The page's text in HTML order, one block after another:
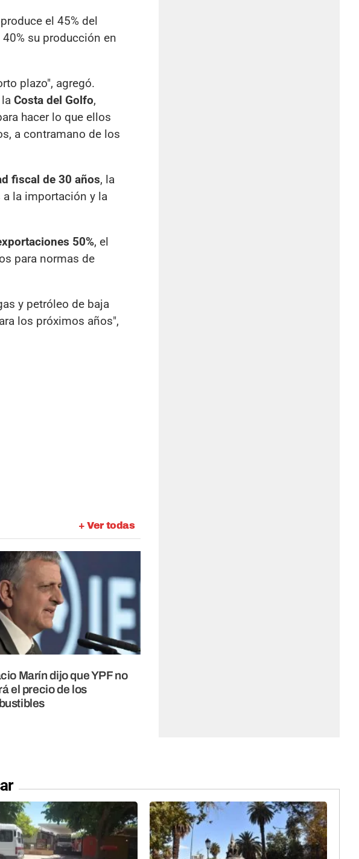
el 45% del
su producción en
plazo", agregó.
Costa del Golfo,
hacer lo que ellos
a contramano de los
fiscal de 30 años, la
a la importación y la
50%, el
para normas de
y petróleo de baja
los próximos años",
+ Ver todas
Marín dijo que YPF no
el precio de los